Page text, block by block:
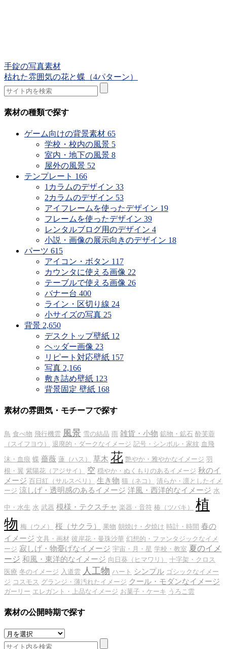
手錠の写真素材
枯れた雰囲気の花と蝶（4パターン）
素材の種類で探す
ゲーム向けの背景素材 65
学校・校内の風景 5
室内・地下の風景 8
屋外の風景 52
テンプレート 166
1カラムのデザイン 33
2カラムのデザイン 53
アイフレームを使ったデザイン 19
フレームを使ったデザイン 39
レンタルブログ用のデザイン 4
小説・画像の展示向きのデザイン 18
パーツ 615
アイコン・ボタン 117
カウンタに使える画像 22
テーブルで使える画像 26
バナー台 400
ライン・区切り線 24
小サイズの写真 25
背景 2,650
デスクトップ壁紙 12
ヘッダー画像 23
リピート対応壁紙 157
写真 2,166
敷き詰め壁紙 123
背景固定 壁紙 168
素材の雰囲気・モチーフで探す
鳥 食べ物 飛行機雲 風景 雪の結晶 雨 雑貨・小物 鉱物・鉱石 酔芙蓉
（スイフヨウ）
退廃的・ダークなイメージ 記号・シンボル・家紋 血飛
沫・血痕 蝶 薔薇 蓮（ハス） 草木 花 艶やか・雅やかなイメージ 羽
根・翼 紫陽花（アジサイ） 空 穏やか・ぬくもりのあるイメージ 秋のイ
メージ 百日紅（サルスベリ） 生き物 猫（ネコ）
清らか・凛としたイメ
ージ 涼しげ・透明感のあるイメージ 洋風・西洋的なイメージ 水
中・水生 水 武器 模様・テクスチャ 楽器・音符 椿（ツバキ）
植
物 梅（ウメ） 桜（サクラ） 果物 朝焼け・夕焼け 時計・時間 春の
イメージ 文具・画材 彼岸花・曼珠沙華 幻想的・ファンタジックなイメ
ージ 寂しげ・物憂げなイメージ 宇宙・月・星 学校・教室 夏のイメ
ージ 和風・東洋的なイメージ 向日葵（ヒマワリ）
十字架・クロス
医療 冬のイメージ 入道雲 人工物 ハート シンプル ゴシックなイメー
ジ コスモス グランジ・薄汚れたイメージ クール・モダンなイメージ
ガーリー エレガント・上品なイメージ お菓子・ケーキ うろこ雲
素材の公開時期で探す
素
材